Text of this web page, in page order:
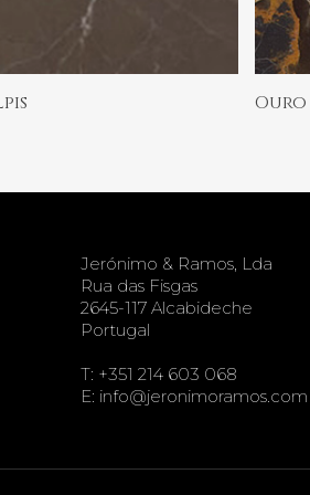
Jerónimo & Ramos, Lda
Rua das Fisgas
2645-117 Alcabideche
Portugal
T: +351 214 603 068
E: info@jeronimoramos.com